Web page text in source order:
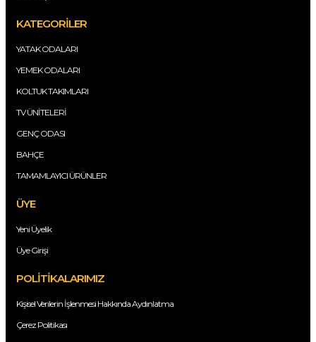
KATEGORİLER
YATAK ODALARI
YEMEK ODALARI
KOLTUK TAKIMLARI
TV ÜNİTELERİ
GENÇ ODASI
BAHÇE
TAMAMLAYICI ÜRÜNLER
ÜYE
Yeni Üyelik
Üye Girişi
POLİTİKALARIMIZ
Kişisel Verilerin İşlenmesi Hakkında Aydınlatma
Çerez Politikası